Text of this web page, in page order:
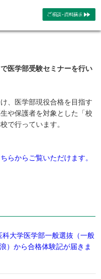
医学部受験セミナーを行い
、医学部現役合格を目指す
や保護者を対象とした「校
で行っています。
らからご覧いただけます。
科大学医学部一般選抜（一般
）から合格体験記が届きま